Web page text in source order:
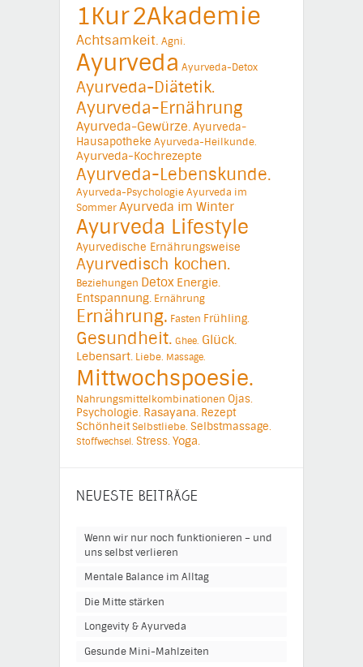
1Kur2Akademie
Achtsamkeit. Agni.
Ayurveda Ayurveda-Detox
Ayurveda-Diätetik.
Ayurveda-Ernährung
Ayurveda-Gewürze.Ayurveda-
Hausapotheke Ayurveda-Heilkunde.
Ayurveda-Kochrezepte
Ayurveda-Lebenskunde.
Ayurveda-PsychologieAyurveda im
SommerAyurveda im Winter
Ayurveda Lifestyle
Ayurvedische Ernährungsweise
Ayurvedisch kochen.
Beziehungen Detox Energie.
Entspannung. Ernährung
Ernährung. Fasten Frühling.
Gesundheit. Ghee. Glück.
Lebensart. Liebe. Massage.
Mittwochspoesie.
Nahrungsmittelkombinationen Ojas.
Psychologie. Rasayana. Rezept
SchönheitSelbstliebe. Selbstmassage.
Stoffwechsel. Stress.Yoga.
NEUESTE BEITRÄGE
Wenn wir nur noch funktionieren – und
uns selbst verlieren
Mentale Balance im Alltag
Die Mitte stärken
Longevity & Ayurveda
Gesunde Mini-Mahlzeiten